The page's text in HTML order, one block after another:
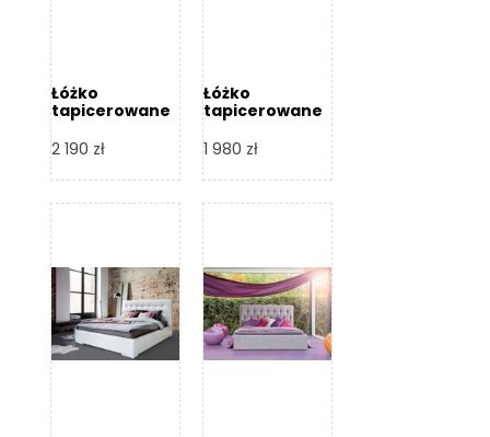
Łóżko
tapicerowane
Design
2 190 zł
Łóżko
tapicerowane
Design
1 980 zł